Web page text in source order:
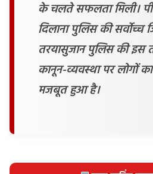
के चलते सफलता मिली।
दिलाना पुलिस की सर्वोच्च
तरयासुजान पुलिस की इस
कानून-व्यवस्था पर लोगों
मजबूत हुआ है।